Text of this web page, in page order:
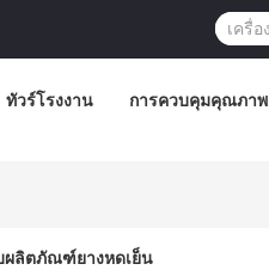
ทัวร์โรงงาน การควบคุมคุณภาพ
ผลิตภัณฑ์ยางหดเย็น